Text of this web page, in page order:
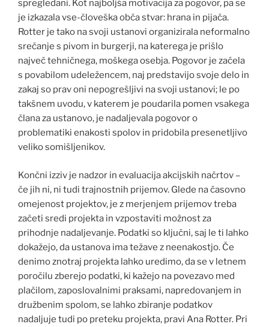
spregledani. Kot najboljša motivacija za pogovor, pa se
je izkazala vse-človeška obča stvar: hrana in pijača.
Rotter je tako na svoji ustanovi organizirala neformalno
srečanje s pivom in burgerji, na katerega je prišlo
največ tehničnega, moškega osebja. Pogovor je začela
s povabilom udeležencem, naj predstavijo svoje delo in
zakaj so prav oni nepogrešljivi na svoji ustanovi; le po
takšnem uvodu, v katerem je poudarila pomen vsakega
člana za ustanovo, je nadaljevala pogovor o
problematiki enakosti spolov in pridobila presenetljivo
veliko somišljenikov.
Končni izziv je nadzor in evaluacija akcijskih načrtov –
če jih ni, ni tudi trajnostnih prijemov. Glede na časovno
omejenost projektov, je z merjenjem prijemov treba
začeti sredi projekta in vzpostaviti možnost za
prihodnje nadaljevanje. Podatki so ključni, saj le ti lahko
dokažejo, da ustanova ima težave z neenakostjo. Če
denimo znotraj projekta lahko uredimo, da se v letnem
poročilu zberejo podatki, ki kažejo na povezavo med
plačilom, zaposlovalnimi praksami, napredovanjem in
družbenim spolom, se lahko zbiranje podatkov
nadaljuje tudi po preteku projekta, pravi Ana Rotter. Pri